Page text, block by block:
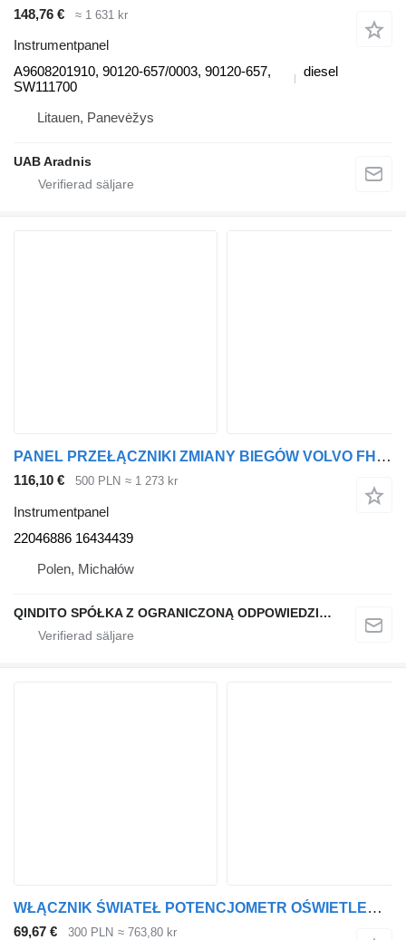
148,76 € ≈ 1 631 kr
Instrumentpanel
A9608201910, 90120-657/0003, 90120-657,
SW111700
diesel
Litauen, Panevėžys
UAB Aradnis
PANEL PRZEŁĄCZNIKI ZMIANY BIEGÓW VOLVO FH4 22046886 instrumentpanel
116,10 € 500 PLN ≈ 1 273 kr
Instrumentpanel
22046886 16434439
Polen, Michałów
QINDITO SPÓŁKA Z OGRANICZONĄ ODPOWIEDZIALNOŚCIĄ
WŁĄCZNIK ŚWIATEŁ POTENCJOMETR OŚWIETLENIA DESKI ROZDZIELCZEJ SCA 1435272 instrumentpanel
69,67 € 300 PLN ≈ 763,80 kr